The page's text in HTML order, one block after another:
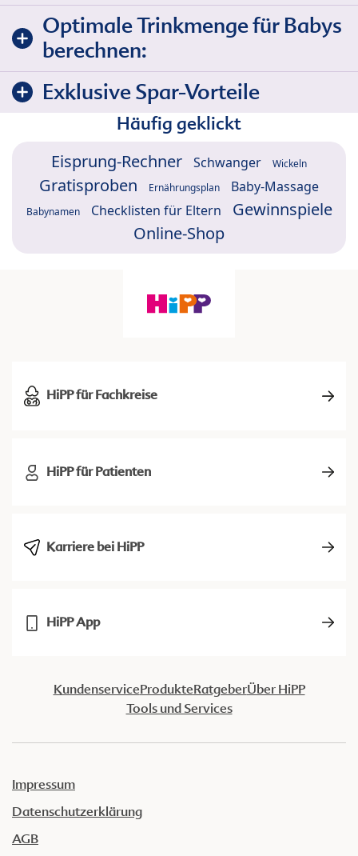
Optimale Trinkmenge für Babys
berechnen:
Exklusive Spar-Vorteile
Häufig geklickt
Eisprung-Rechner Schwanger Wickeln
Gratisproben Ernährungsplan Baby-Massage
Babynamen Checklisten für Eltern
Gewinnspiele
Online-Shop
HiPP für Fachkreise
HiPP für Patienten
Karriere bei HiPP
HiPP App
KundenserviceProdukteRatgeberÜber HiPP
Tools und Services
Impressum
Datenschutzerklärung
AGB